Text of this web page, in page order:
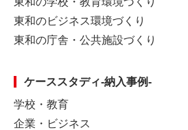
東和のビジネス環境づくり
東和の庁舎・公共施設づくり
ケーススタディ-納入事例-
学校・教育
企業・ビジネス